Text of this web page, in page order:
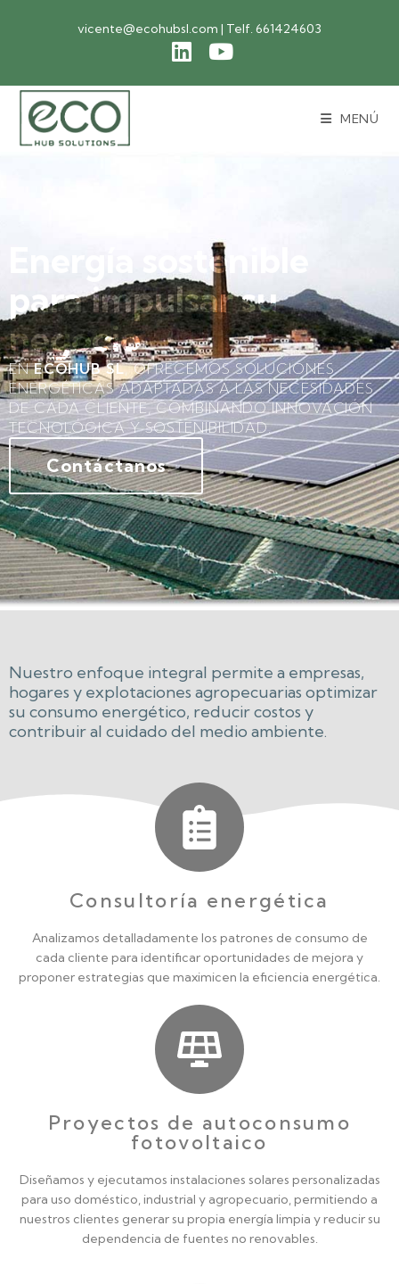
vicente@ecohubsl.com | Telf. 661424603
MENÚ
Energía sostenible
para impulsar su
negocio
ENECOHUB SL, OFRECEMOS SOLUCIONES
ENERGÉTICAS ADAPTADAS A LAS NECESIDADES
DE CADA CLIENTE, COMBINANDO INNOVACIÓN
TECNOLÓGICA Y SOSTENIBILIDAD.
Contáctanos
Nuestro enfoque integral permite a empresas,
hogares y explotaciones agropecuarias optimizar
su consumo energético, reducir costos y
contribuir al cuidado del medio ambiente.
Consultoría energética
Analizamos detalladamente los patrones de consumo de
cada cliente para identificar oportunidades de mejora y
proponer estrategias que maximicen la eficiencia energética.
Proyectos de autoconsumo
fotovoltaico
Diseñamos y ejecutamos instalaciones solares personalizadas
para uso doméstico, industrial y agropecuario, permitiendo a
nuestros clientes generar su propia energía limpia y reducir su
dependencia de fuentes no renovables.